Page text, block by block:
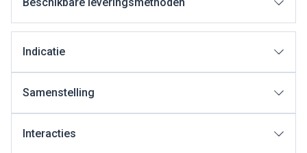
Indicatie
Samenstelling
Interacties